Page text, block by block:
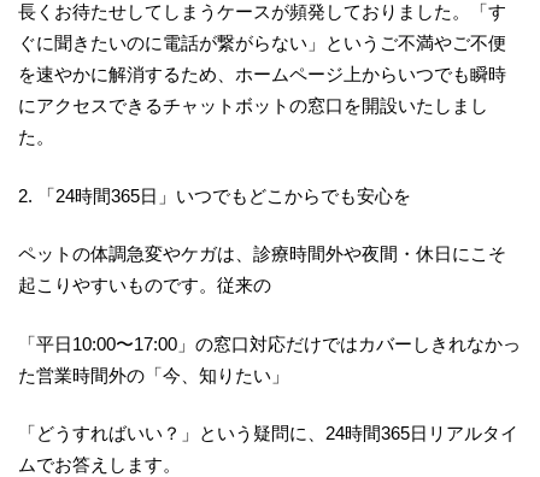
長くお待たせしてしまうケースが頻発しておりました。「す
ぐに聞きたいのに電話が繋がらない」というご不満やご不便
を速やかに解消するため、ホームページ上からいつでも瞬時
にアクセスできるチャットボットの窓口を開設いたしまし
た。
2. 「24時間365日」いつでもどこからでも安心を
ペットの体調急変やケガは、診療時間外や夜間・休日にこそ
起こりやすいものです。従来の
「平日10:00〜17:00」の窓口対応だけではカバーしきれなかっ
た営業時間外の「今、知りたい」
「どうすればいい？」という疑問に、24時間365日リアルタイ
ムでお答えします。